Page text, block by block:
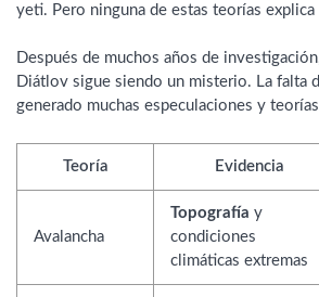
yeti. Pero ninguna de estas teorías
Después de muchos años de
Diátlov sigue siendo un misterio. La falta
generado muchas especulaciones y
Teoría Evidencia
Avalancha
Topografía y
condiciones
climáticas extremas